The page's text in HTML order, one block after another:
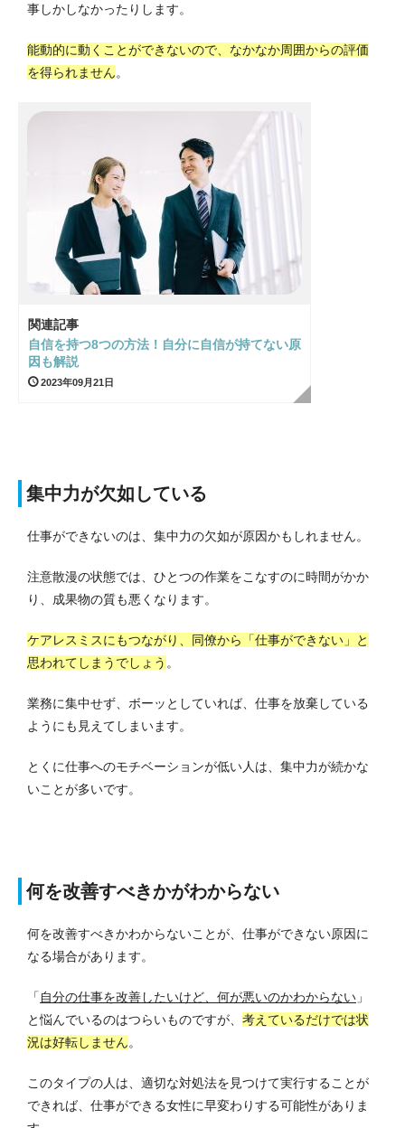
事しかしなかったりします。
能動的に動くことができないので、なかなか周囲からの評価
を得られません。
関連記事
自信を持つ8つの方法！自分に自信が持てない原
因も解説
2023年09月21日
集中力が欠如している
仕事ができないのは、集中力の欠如が原因かもしれません。
注意散漫の状態では、ひとつの作業をこなすのに時間がかか
り、成果物の質も悪くなります。
ケアレスミスにもつながり、同僚から「仕事ができない」と
思われてしまうでしょう 。
業務に集中せず、ボーッとしていれば、仕事を放棄している
ようにも見えてしまいます。
とくに仕事へのモチベーションが低い人は、集中力が続かな
いことが多いです。
何を改善すべきかがわからない
何を改善すべきかわからないことが、仕事ができない原因に
なる場合があります。
「 自分の仕事を改善したいけど、何が悪いのかわからない 」
と悩んでいるのはつらいものですが、 考えているだけでは状
況は好転しません。
このタイプの人は、適切な対処法を見つけて実行することが
できれば、仕事ができる女性に早変わりする可能性がありま